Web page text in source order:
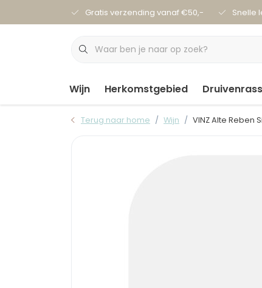
Gratis verzending vanaf €50,- Snelle
Wijn Herkomstgebied
Terug naar home Wijn VINZ Alte Reben